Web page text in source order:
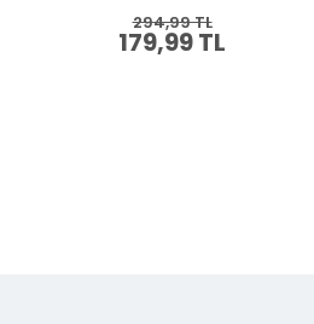
179,99 TL
294,99 TL